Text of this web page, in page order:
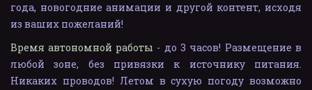
года, новогодние анимации и другой контент, исходя
из ваших пожеланий!
Время автономной работы - до 3 часов! Размещение в
любой зоне, без привязки к источнику питания.
Никаких проводов! Летом в сухую погоду возможно